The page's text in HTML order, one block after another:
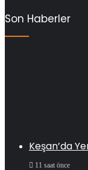
Son Haberler
Keşan’da
11 saat önce